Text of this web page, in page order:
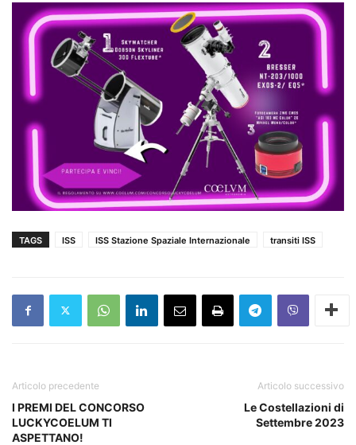
TAGS ISS ISS Stazione Spaziale Internazionale transiti ISS
Articolo precedente
I PREMI DEL CONCORSO
LUCKYCOELUM TI
ASPETTANO!
Articolo successivo
Le Costellazioni di
Settembre 2023